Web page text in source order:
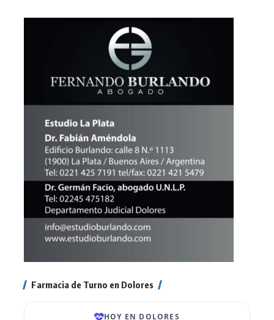
Farmacia de Turno en Dolores